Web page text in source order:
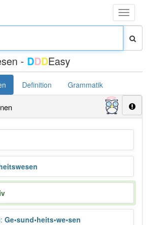
Toggle
- DDDEasy
Definition Grammatik
: Ge•sund•heits•we•sen